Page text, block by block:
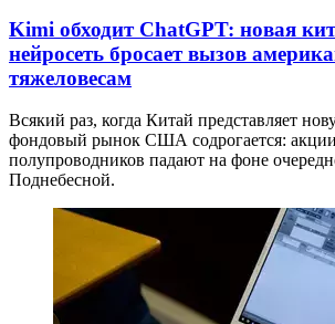
Kimi обходит ChatGPT: новая
нейросеть бросает вызов
тяжеловесам
Всякий раз, когда Китай представляет
фондовый рынок США содрогается: акции
полупроводников падают на фоне
Поднебесной.